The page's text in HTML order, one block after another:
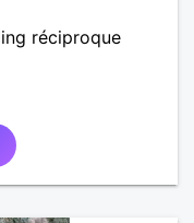
réciproque